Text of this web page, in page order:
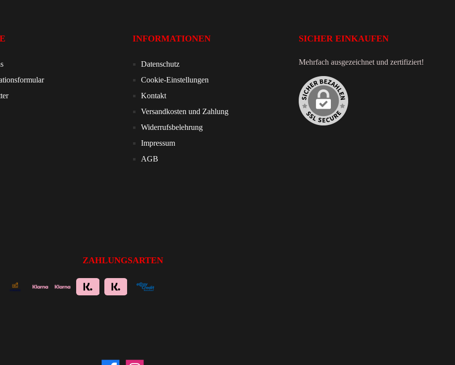
INFORMATIONEN
Datenschutz
Cookie-Einstellungen
Kontakt
Versandkosten und Zahlung
Widerrufsbelehrung
Impressum
AGB
SICHER EINKAUFEN
Mehrfach ausgezeichnet und zertifiziert!
ZAHLUNGSARTEN